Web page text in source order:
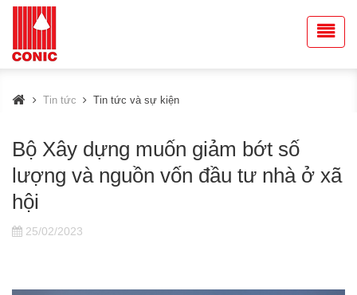
Tin tức Tin tức và sự kiện
Bộ Xây dựng muốn giảm bớt số
lượng và nguồn vốn đầu tư nhà ở xã
hội
25/02/2023